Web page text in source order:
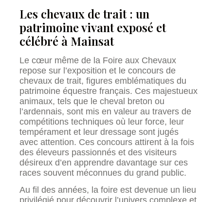
Les chevaux de trait : un
patrimoine vivant exposé et
célébré à Mainsat
Le cœur même de la Foire aux Chevaux
repose sur l’exposition et le concours de
chevaux de trait, figures emblématiques du
patrimoine équestre français. Ces majestueux
animaux, tels que le cheval breton ou
l’ardennais, sont mis en valeur au travers de
compétitions techniques où leur force, leur
tempérament et leur dressage sont jugés
avec attention. Ces concours attirent à la fois
des éleveurs passionnés et des visiteurs
désireux d’en apprendre davantage sur ces
races souvent méconnues du grand public.
Au fil des années, la foire est devenue un lieu